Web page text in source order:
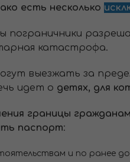
есть несколько
пограничники
катастрофа.
выезжать за
идет о детях, для
границы
паспорт:
и по ранее